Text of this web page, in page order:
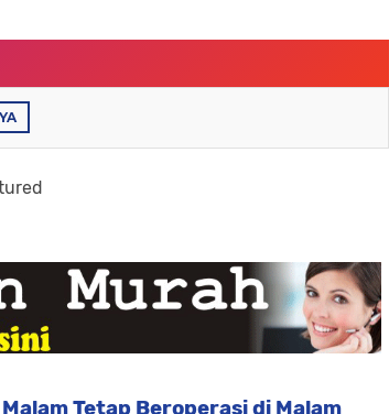
Tetap Beroperasi di Malam